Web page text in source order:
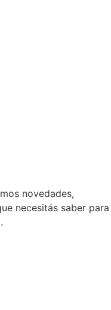
novedades,
necesitás saber para